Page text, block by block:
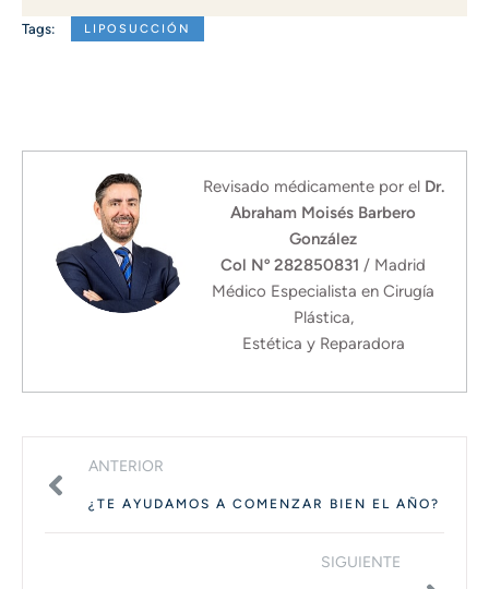
Tags: LIPOSUCCIÓN
Revisado médicamente por el Dr.
Abraham Moisés Barbero
González
Col Nº 282850831 / Madrid
Médico Especialista en Cirugía
Plástica,
Estética y Reparadora
ANTERIOR
¿TE AYUDAMOS A COMENZAR BIEN EL AÑO?
SIGUIENTE